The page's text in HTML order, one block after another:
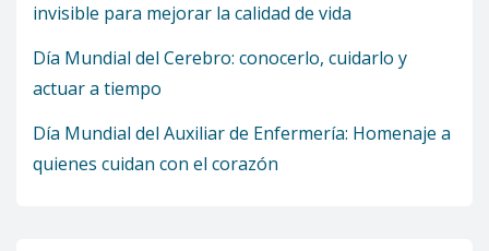
invisible para mejorar la calidad de vida
Día Mundial del Cerebro: conocerlo, cuidarlo y
actuar a tiempo
Día Mundial del Auxiliar de Enfermería: Homenaje a
quienes cuidan con el corazón